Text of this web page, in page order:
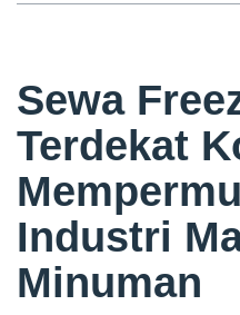
Sewa
Terdekat
Industri
Minuman